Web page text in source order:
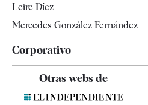
Leire Díez
Mercedes González Fernández
Corporativo
Contacto
Otras webs de